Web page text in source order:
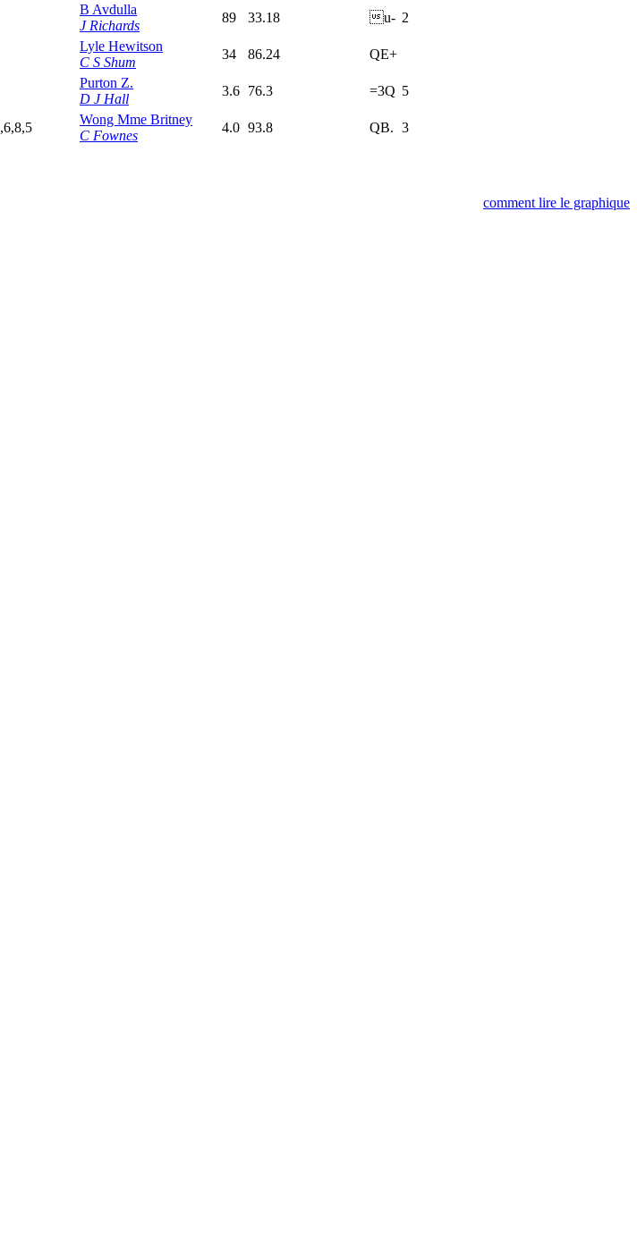
B Avdulla
J Richards
89 33.18 u- 2
Lyle Hewitson
C S Shum
34 86.24 QE+
Purton Z.
D J Hall
3.6 76.3 =3Q 5
Wong Mme Britney
C Fownes
4.0 93.8 QB. 3
comment lire le graphique